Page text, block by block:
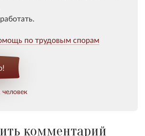
по трудовым спорам
комментарий